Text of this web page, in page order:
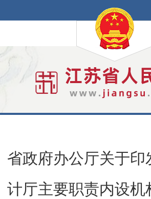
省政府办公厅关于印
计厅主要职责内设机